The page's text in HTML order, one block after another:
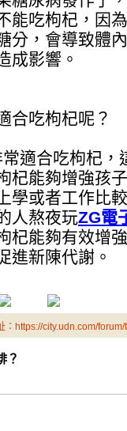
能吃枸杞，因
分，會導致體
成影響。
合吃枸杞呢？
適合吃枸杞
杞能夠增強孩
學或者工作比
人熬夜玩ZG電
杞能夠有效增
進新陳代謝。
：https://city.udn.com/
？